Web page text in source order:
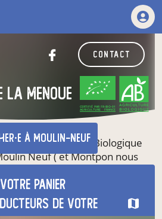
contact
menoue
CERTIFIÉ PAR FR-BIO-01
AGRICULTURE FRANCE
à Moulin-Neuf
panier
de votre
en agriculture Biologique
Neuf ( et Montpon nous
produisons toutes l'année un
selon les saison